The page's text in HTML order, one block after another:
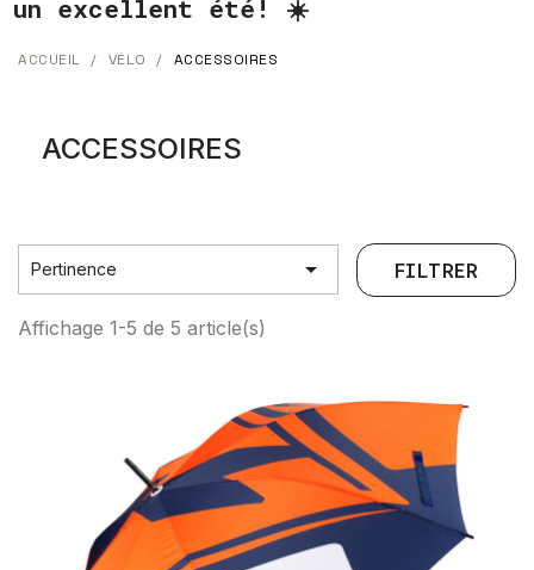
un excellent été! ☀️
ACCUEIL VÉLO ACCESSOIRES
ACCESSOIRES
Pertinence  FILTRER
Affichage 1-5 de 5 article(s)